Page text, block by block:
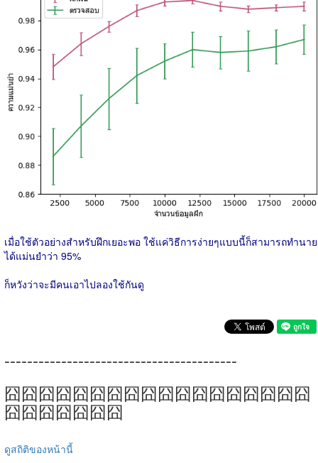
เมื่อใช้ตัวอย่างสำหรับฝึกเยอะพอ ใช้แค่วิธีการง่ายๆแบบนี้ก็สามารถทำนาย
ได้แม่นยำว่า 95%
ก็หวังว่าจะมีคนเอาไปลองใช้กันดู
-----------------------------------------
囧囧囧囧囧囧囧囧囧囧囧囧囧囧囧囧囧囧
囧囧囧囧囧囧囧
ดูสถิติของหน้านี้